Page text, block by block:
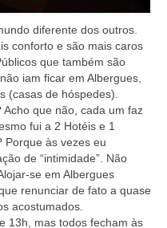
diferente dos outros.
conforto e são mais caros
que também são
iam ficar em Albergues,
(casas de hóspedes).
que não, cada um faz
fui a 2 Hotéis e 1
Porque às vezes eu
de “intimidade”. Não
se em Albergues
renunciar de fato a quase
acostumados.
13h, mas todos fecham às